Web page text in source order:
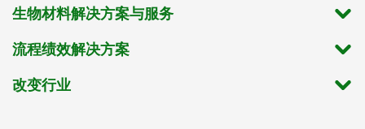
生物材料解决方案与服务
流程绩效解决方案
改变行业